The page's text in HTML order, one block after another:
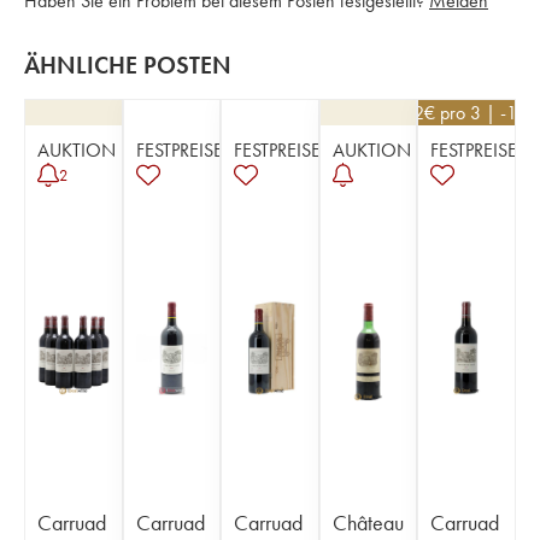
ÄHNLICHE POSTEN
AUKTION
2
Carruad
FESTPREISE
Carruad
FESTPREISE
Carruad
AUKTION
Château
252€ pro 3 | -10%
FESTPREISE
Carruad